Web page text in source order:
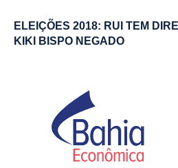
ELEIÇÕES 2018: RUI TEM
KIKI BISPO NEGADO